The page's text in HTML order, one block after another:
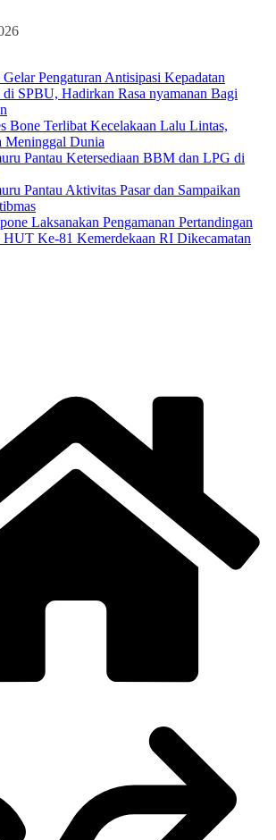
Pengaturan Antisipasi Kepadatan
SPBU, Hadirkan Rasa nyamanan Bagi
Bone Terlibat Kecelakaan Lalu Lintas,
Meninggal Dunia
Pantau Ketersediaan BBM dan LPG di
Pantau Aktivitas Pasar dan Sampaikan
Laksanakan Pengamanan Pertandingan
HUT Ke-81 Kemerdekaan RI Dikecamatan